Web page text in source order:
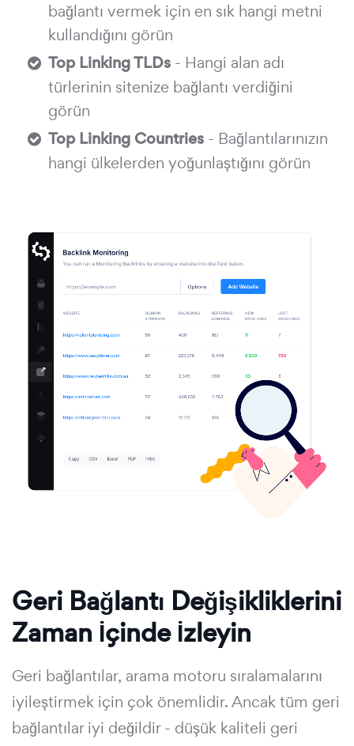
bağlantı vermek için en sık hangi metni
kullandığını görün
Top Linking TLDs - Hangi alan adı
türlerinin sitenize bağlantı verdiğini
görün
Top Linking Countries - Bağlantılarınızın
hangi ülkelerden yoğunlaştığını görün
Geri Bağlantı Değişikliklerini
Zaman İçinde İzleyin
Geri bağlantılar, arama motoru sıralamalarını
iyileştirmek için çok önemlidir. Ancak tüm geri
bağlantılar iyi değildir - düşük kaliteli geri